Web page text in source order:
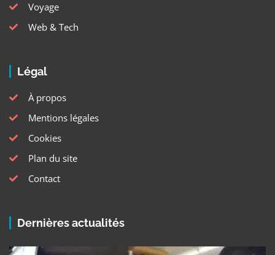
Voyage
Web & Tech
Légal
À propos
Mentions légales
Cookies
Plan du site
Contact
Dernières actualités